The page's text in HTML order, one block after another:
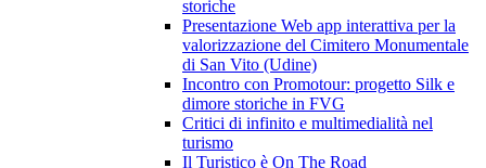
storiche
Presentazione Web app interattiva per la
valorizzazione del Cimitero Monumentale
di San Vito (Udine)
Incontro con Promotour: progetto Silk e
dimore storiche in FVG
Critici di infinito e multimedialità nel
turismo
Il Turistico è On The Road